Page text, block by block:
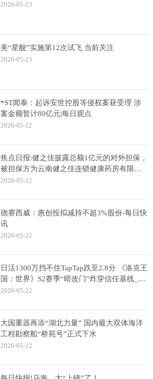
2026-05-23
美“星舰”实施第12次试飞 当前关注
2026-05-23
*ST闻泰：起诉安世控股等侵权案获受理 涉
案金额暂计80亿元|每日观点
2026-05-22
焦点日报:健之佳披露总额1亿元的对外担保，
被担保方为云南健之佳连锁健康药房有限公
司
2026-05-22
德赛西威：惠创投拟减持不超3%股份-每日快
讯
2026-05-22
日活1300万挡不住TapTap跌至2.8分 《洛克王
国：世界》S2赛季“暗改门”炸穿信任基线_实
时焦点
2026-05-22
大国重器再添“湖北力量” 国内最大双体海洋
工程勘察船“桥苑号”正式下水
2026-05-22